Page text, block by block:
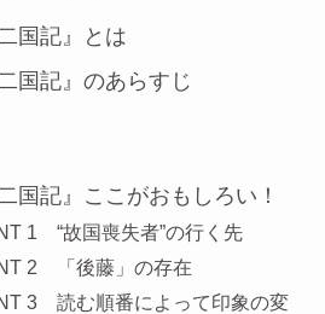
国記』とは
国記』のあらすじ
国記』ここがおもしろい！
1 “故国喪失者”の行く先
2 「後藤」の存在
3 読む順番によって印象の変